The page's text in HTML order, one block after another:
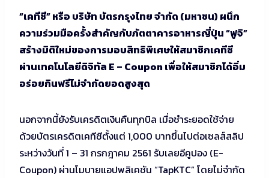
“เคทีซี” หรือ บริษัท บัตรกรุงไทย จำกัด (มหาชน) ผนึก
ความร่วมมือครั้งสำคัญกับภัตตาคารอาหารญี่ปุ่น “ฟูจิ”
สร้างมิติใหม่ของการมอบสิทธิพิเศษให้สมาชิกเคทีซี
ผ่านเทคโนโลยีดิจิทัล E – Coupon เพื่อให้สมาชิกได้อิ่ม
อร่อยกินฟรีไม่จำกัดยอดสูงสุด
นอกจากนี้ยังรับเครดิตเงินคืนทุกบิล เมื่อชำระยอดใช้จ่าย
ด้วยบัตรเครดิตเคทีซีตั้งแต่ 1,000 บาทขึ้นไปต่อเซลส์สลิป
ระหว่างวันที่ 1 – 31 กรกฎาคม 2561 รับเลยอีคูปอง (E-
Coupon) ผ่านโมบายแอปพลิเคชัน “TapKTC” โดยไม่จำกัด